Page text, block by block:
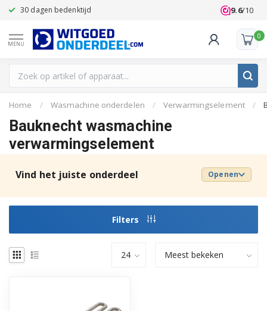
30 dagen bedenktijd Klanten
9.6/10
MENU
0
Home / Wasmachine onderdelen / Verwarmingselement /
Bauknecht wasmachine
verwarmingselement
Vind het juiste onderdeel Openen
Filters